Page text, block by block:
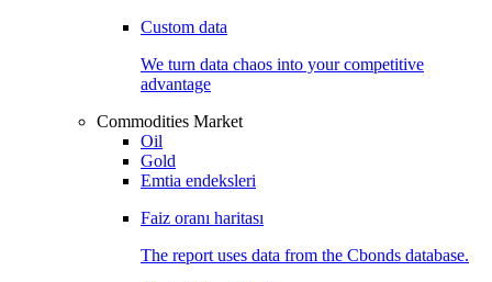
Custom data
We turn data chaos into your competitive
advantage
Commodities Market
Oil
Gold
Emtia endeksleri
Faiz oranı haritası
The report uses data from the Cbonds database.